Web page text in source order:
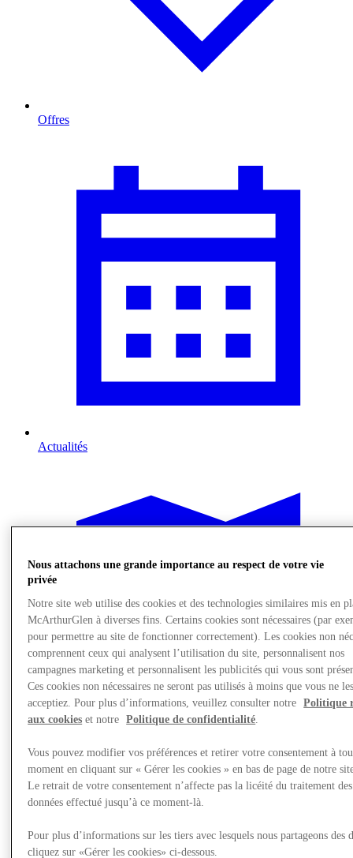
Offres
Actualités
Nous rendre visite
Nous attachons une grande importance au respect de votre vie
privée
Notre site web utilise des cookies et des technologies similaires mis en
McArthurGlen à diverses fins. Certains cookies sont nécessaires (par
pour permettre au site de fonctionner correctement). Les cookies non
comprennent ceux qui analysent l’utilisation du site, personnalisent nos
campagnes marketing et personnalisent les publicités qui vous sont
Ces cookies non nécessaires ne seront pas utilisés à moins que vous ne
acceptiez. Pour plus d’informations, veuillez consulter notre
Politique
aux cookies et notre Politique de confidentialité
Vous pouvez modifier vos préférences et retirer votre consentement à
moment en cliquant sur « Gérer les cookies » en bas de page de notre
Le retrait de votre consentement n’affecte pas la licéité du traitement des
données effectué jusqu’à ce moment-là.
Pour plus d’informations sur les tiers avec lesquels nous partageons des
cliquez sur «Gérer les cookies» ci-dessous.